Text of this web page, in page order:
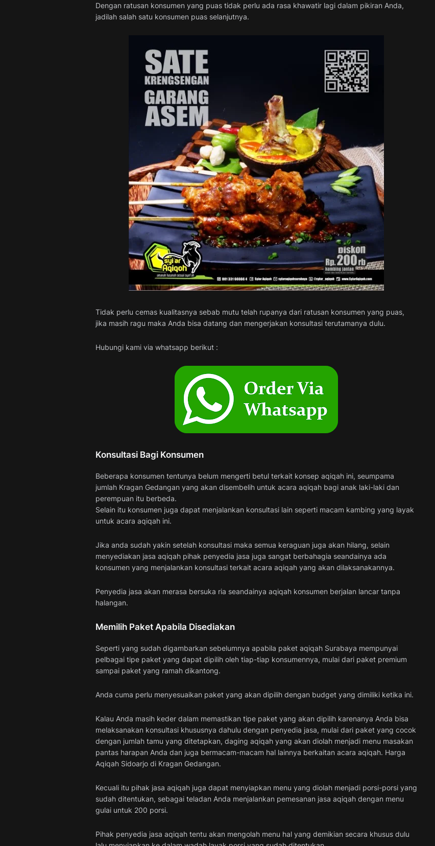
Dengan ratusan konsumen yang puas tidak perlu ada rasa khawatir lagi dalam pikiran Anda,
jadilah salah satu konsumen puas selanjutnya.
Tidak perlu cemas kualitasnya sebab mutu telah rupanya dari ratusan konsumen yang puas,
jika masih ragu maka Anda bisa datang dan mengerjakan konsultasi terutamanya dulu.
Hubungi kami via whatsapp berikut :
Konsultasi Bagi Konsumen
Beberapa konsumen tentunya belum mengerti betul terkait konsep aqiqah ini, seumpama
jumlah Kragan Gedangan yang akan disembelih untuk acara aqiqah bagi anak laki-laki dan
perempuan itu berbeda.
Selain itu konsumen juga dapat menjalankan konsultasi lain seperti macam kambing yang layak
untuk acara aqiqah ini.
Jika anda sudah yakin setelah konsultasi maka semua keraguan juga akan hilang, selain
menyediakan jasa aqiqah pihak penyedia jasa juga sangat berbahagia seandainya ada
konsumen yang menjalankan konsultasi terkait acara aqiqah yang akan dilaksanakannya.
Penyedia jasa akan merasa bersuka ria seandainya aqiqah konsumen berjalan lancar tanpa
halangan.
Memilih Paket Apabila Disediakan
Seperti yang sudah digambarkan sebelumnya apabila paket aqiqah Surabaya mempunyai
pelbagai tipe paket yang dapat dipilih oleh tiap-tiap konsumennya, mulai dari paket premium
sampai paket yang ramah dikantong.
Anda cuma perlu menyesuaikan paket yang akan dipilih dengan budget yang dimiliki ketika ini.
Kalau Anda masih keder dalam memastikan tipe paket yang akan dipilih karenanya Anda bisa
melaksanakan konsultasi khususnya dahulu dengan penyedia jasa, mulai dari paket yang cocok
dengan jumlah tamu yang ditetapkan, daging aqiqah yang akan diolah menjadi menu masakan
pantas harapan Anda dan juga bermacam-macam hal lainnya berkaitan acara aqiqah. Harga
Aqiqah Sidoarjo di Kragan Gedangan.
Kecuali itu pihak jasa aqiqah juga dapat menyiapkan menu yang diolah menjadi porsi-porsi yang
sudah ditentukan, sebagai teladan Anda menjalankan pemesanan jasa aqiqah dengan menu
gulai untuk 200 porsi.
Pihak penyedia jasa aqiqah tentu akan mengolah menu hal yang demikian secara khusus dulu